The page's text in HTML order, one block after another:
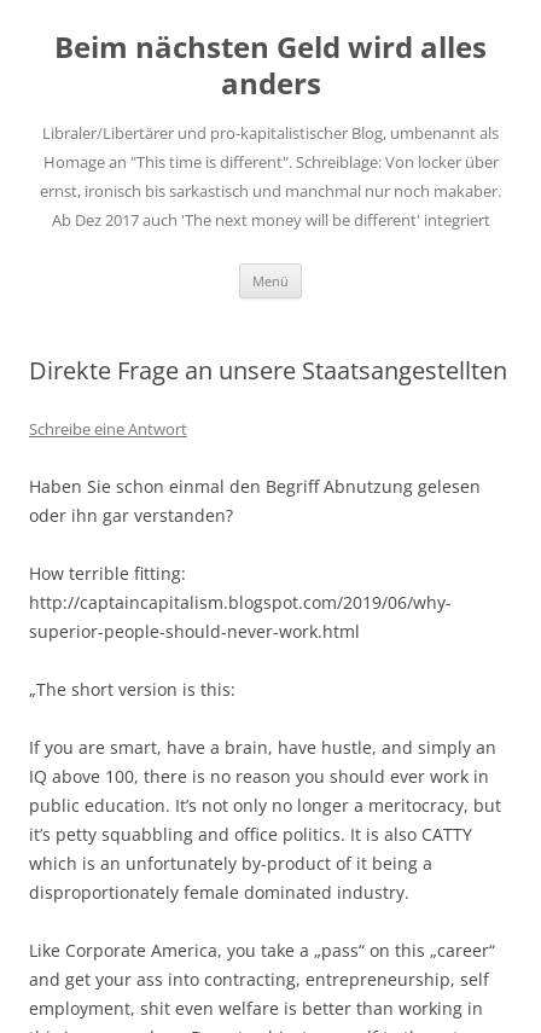
springen
Beim nächsten Geld wird alles
anders
Libraler/Libertärer und pro-kapitalistischer Blog, umbenannt als
Homage an "This time is different". Schreiblage: Von locker über
ernst, ironisch bis sarkastisch und manchmal nur noch makaber.
Ab Dez 2017 auch 'The next money will be different' integriert
Menü
Direkte Frage an unsere Staatsangestellten
Schreibe eine Antwort
Haben Sie schon einmal den Begriff Abnutzung gelesen
oder ihn gar verstanden?
How terrible fitting:
http://captaincapitalism.blogspot.com/2019/06/why-
superior-people-should-never-work.html
„The short version is this:
If you are smart, have a brain, have hustle, and simply an
IQ above 100, there is no reason you should ever work in
public education. It’s not only no longer a meritocracy, but
it’s petty squabbling and office politics. It is also CATTY
which is an unfortunately by-product of it being a
disproportionately female dominated industry.
Like Corporate America, you take a „pass“ on this „career“
and get your ass into contracting, entrepreneurship, self
employment, shit even welfare is better than working in